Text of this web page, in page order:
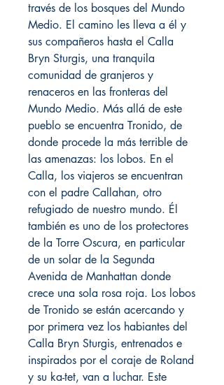
través de los bosques del Mundo
Medio. El camino les lleva a él y
sus compañeros hasta el Calla
Bryn Sturgis, una tranquila
comunidad de granjeros y
renaceros en las fronteras del
Mundo Medio. Más allá de este
pueblo se encuentra Tronido, de
donde procede la más terrible de
las amenazas: los lobos. En el
Calla, los viajeros se encuentran
con el padre Callahan, otro
refugiado de nuestro mundo. Él
también es uno de los protectores
de la Torre Oscura, en particular
de un solar de la Segunda
Avenida de Manhattan donde
crece una sola rosa roja. Los lobos
de Tronido se están acercando y
por primera vez los habiantes del
Calla Bryn Sturgis, entrenados e
inspirados por el coraje de Roland
y su ka-tet, van a luchar. Este